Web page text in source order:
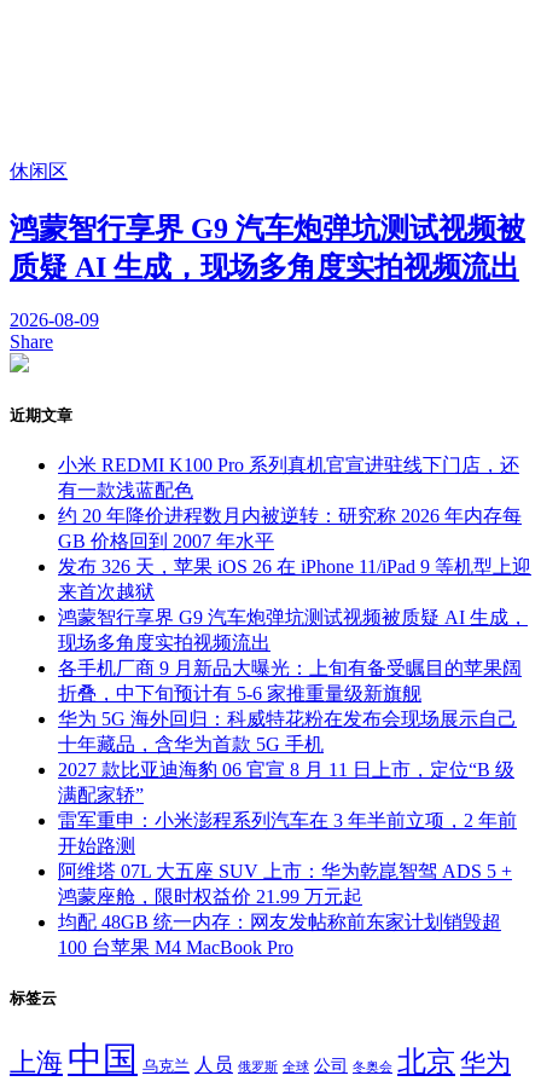
休闲区
鸿蒙智行享界 G9 汽车炮弹坑测试视频被
质疑 AI 生成，现场多角度实拍视频流出
2026-08-09
Share
近期文章
小米 REDMI K100 Pro 系列真机官宣进驻线下门店，还
有一款浅蓝配色
约 20 年降价进程数月内被逆转：研究称 2026 年内存每
GB 价格回到 2007 年水平
发布 326 天，苹果 iOS 26 在 iPhone 11/iPad 9 等机型上迎
来首次越狱
鸿蒙智行享界 G9 汽车炮弹坑测试视频被质疑 AI 生成，
现场多角度实拍视频流出
各手机厂商 9 月新品大曝光：上旬有备受瞩目的苹果阔
折叠，中下旬预计有 5-6 家推重量级新旗舰
华为 5G 海外回归：科威特花粉在发布会现场展示自己
十年藏品，含华为首款 5G 手机
2027 款比亚迪海豹 06 官宣 8 月 11 日上市，定位“B 级
满配家轿”
雷军重申：小米澎程系列汽车在 3 年半前立项，2 年前
开始路测
阿维塔 07L 大五座 SUV 上市：华为乾崑智驾 ADS 5 +
鸿蒙座舱，限时权益价 21.99 万元起
均配 48GB 统一内存：网友发帖称前东家计划销毁超
100 台苹果 M4 MacBook Pro
标签云
上海 中国 乌克兰 人员 俄罗斯 全球 公司 冬奥会 北京 华为